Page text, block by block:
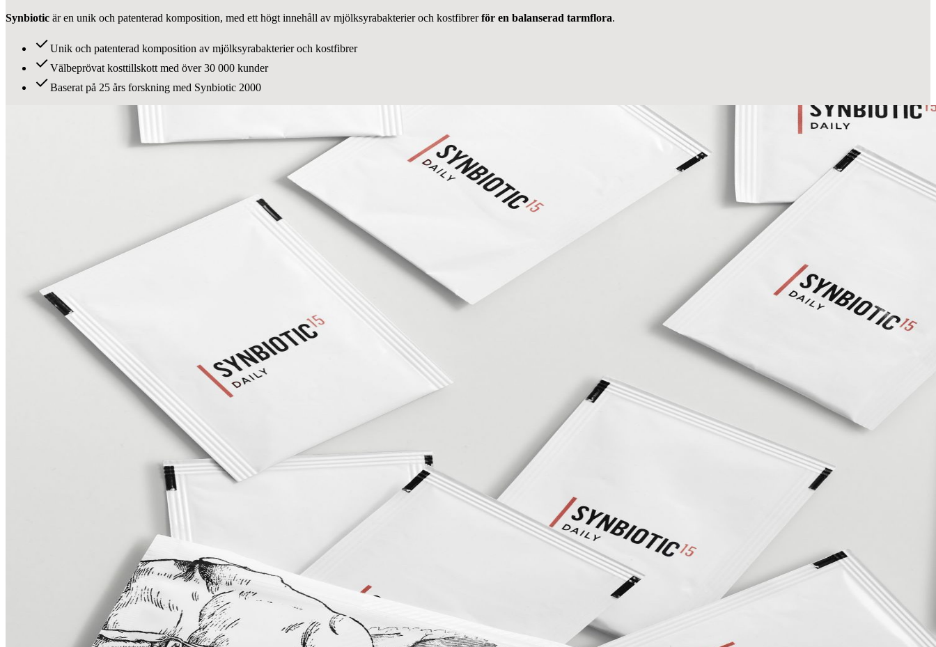
Synbiotic är en unik och patenterad komposition, med ett högt innehåll av mjölksyrabakterier och kostfibrerför en balanserad tarmflora.
Unik och patenterad komposition av mjölksyrabakterier och kostfibrer
Välbeprövat kosttillskott med över 30 000 kunder
Baserat på 25 års forskning med Synbiotic 2000